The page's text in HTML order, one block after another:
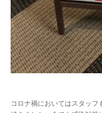
コロナ禍においてはスタッ